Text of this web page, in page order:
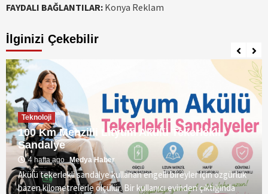
FAYDALI BAĞLANTILAR: Konya Reklam
İlginizi Çekebilir
Teknoloji
100 Km Menzilli Lityum Akülü Tekerlekli
Sandalye
4 hafta ago Medya Haber
Akülü tekerlekli sandalye kullanan engelli bireyler için özgürlük
bazen kilometrelerle ölçülür. Bir kullanıcı evinden çıktığında